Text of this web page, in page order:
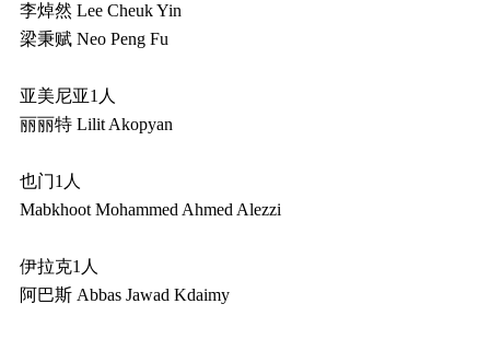
李焯然 Lee Cheuk Yin
梁秉赋 Neo Peng Fu
亚美尼亚1人
丽丽特 Lilit Akopyan
也门1人
Mabkhoot Mohammed Ahmed Alezzi
伊拉克1人
阿巴斯 Abbas Jawad Kdaimy